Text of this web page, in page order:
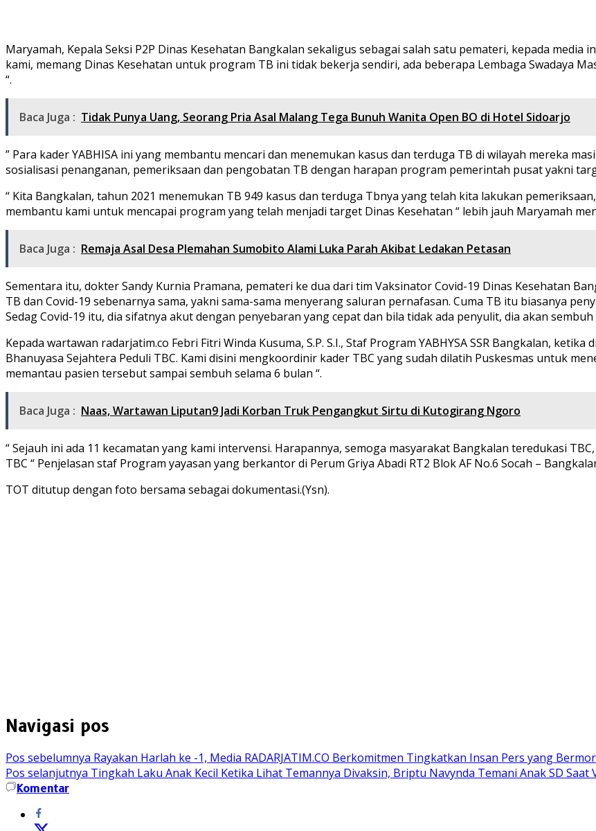
Maryamah, Kepala Seksi P2P Dinas Kesehatan Bangkalan sekaligus sebagai salah satu pemateri, kepada media
kami, memang Dinas Kesehatan untuk program TB ini tidak bekerja sendiri, ada beberapa Lembaga Swadaya
“.
Baca Juga : Tidak Punya Uang, Seorang Pria Asal Malang Tega Bunuh Wanita Open BO di Hotel Sidoarjo
” Para kader YABHISA ini yang membantu mencari dan menemukan kasus dan terduga TB di wilayah mereka
sosialisasi penanganan, pemeriksaan dan pengobatan TB dengan harapan program pemerintah pusat yakni
“ Kita Bangkalan, tahun 2021 menemukan TB 949 kasus dan terduga Tbnya yang telah kita lakukan
membantu kami untuk mencapai program yang telah menjadi target Dinas Kesehatan “ lebih jauh Maryamah
Baca Juga : Remaja Asal Desa Plemahan Sumobito Alami Luka Parah Akibat Ledakan Petasan
Sementara itu, dokter Sandy Kurnia Pramana, pemateri ke dua dari tim Vaksinator Covid-19 Dinas Kesehatan
TB dan Covid-19 sebenarnya sama, yakni sama-sama menyerang saluran pernafasan. Cuma TB itu biasanya
Sedag Covid-19 itu, dia sifatnya akut dengan penyebaran yang cepat dan bila tidak ada penyulit, dia akan sembuh
Kepada wartawan radarjatim.co Febri Fitri Winda Kusuma, S.P. S.I., Staf Program YABHYSA SSR Bangkalan, ketika
Bhanuyasa Sejahtera Peduli TBC. Kami disini mengkoordinir kader TBC yang sudah dilatih Puskesmas untuk
memantau pasien tersebut sampai sembuh selama 6 bulan “.
Baca Juga : Naas, Wartawan Liputan9 Jadi Korban Truk Pengangkut Sirtu di Kutogirang Ngoro
“ Sejauh ini ada 11 kecamatan yang kami intervensi. Harapannya, semoga masyarakat Bangkalan teredukasi
TBC “ Penjelasan staf Program yayasan yang berkantor di Perum Griya Abadi RT2 Blok AF No.6 Socah –
TOT ditutup dengan foto bersama sebagai dokumentasi.(Ysn).
Navigasi pos
Pos sebelumnya Rayakan Harlah ke -1, Media RADARJATIM.CO Berkomitmen Tingkatkan Insan Pers yang
Pos selanjutnya Tingkah Laku Anak Kecil Ketika Lihat Temannya Divaksin, Briptu Navynda Temani Anak SD Saat
Komentar